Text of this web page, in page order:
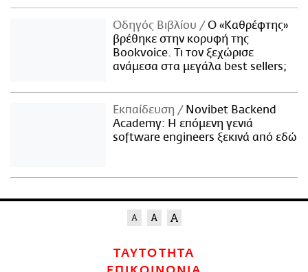
Οδηγός Βιβλίου
Ο «Καθρέφτης»
βρέθηκε στην κορυφή της
Bookvoice. Τι τον ξεχώρισε
ανάμεσα στα μεγάλα best sellers;
Εκπαίδευση
Novibet Backend
Academy: Η επόμενη γενιά
software engineers ξεκινά από εδώ
ΤΑΥΤΟΤΗΤΑ